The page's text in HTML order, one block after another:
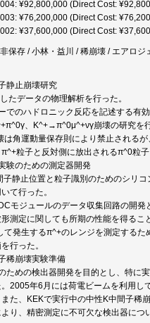
¥92,800,000 (Direct Cost:
¥76,200,000 (Direct Cost:
¥37,600,000 (Direct Cost:
保存 / 小林・益川 / 稀崩壊 / エアロ
静止崩壊研究
たデータの物理解析を行った。
でのハドロニック反応を記述する有
、K^+→π^0μ^+νγ崩壊の研究を行
角運動量保存則により禁止される
粒子と反対側に放出されるπ^0粒
験のための測定器開発
子静止位置と粒子識別のためのシリ
て行った。
モジュールのデータ収集回路の開
測定に関しても所期の性能を得るこ
て発生するπ^+のレンジを測定する
行った。
稀崩壊実験準備
ための検出器開発を目的とし、特に
2005年6月には荷電ビームを利用し
た、KEKで実行中の中性K中間子稀
り、精密測定に不可欠な検出器につ